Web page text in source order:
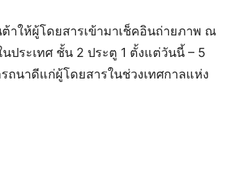
ให้ผู้โดยสารเข้ามาเช็คอินถ่ายภาพ ณ
ประเทศ ชั้น 2 ประตู 1 ตั้งแต่วันนี้ – 5
ถนาดีแก่ผู้โดยสารในช่วงเทศกาลแห่ง